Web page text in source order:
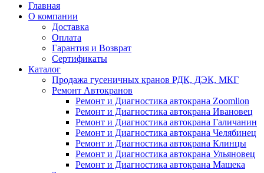
Главная
О компании
Доставка
Оплата
Гарантия и Возврат
Сертификаты
Каталог
Продажа гусеничных кранов РДК, ДЭК, МКГ
Ремонт Автокранов
Ремонт и Диагностика автокрана Zoomlion
Ремонт и Диагностика автокрана Ивановец
Ремонт и Диагностика автокрана Галичанин
Ремонт и Диагностика автокрана Челябинец
Ремонт и Диагностика автокрана Клинцы
Ремонт и Диагностика автокрана Ульяновец
Ремонт и Диагностика автокрана Машека